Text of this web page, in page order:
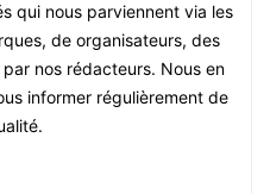
qui nous parviennent via les
de organisateurs, des
nos rédacteurs. Nous en
informer régulièrement de